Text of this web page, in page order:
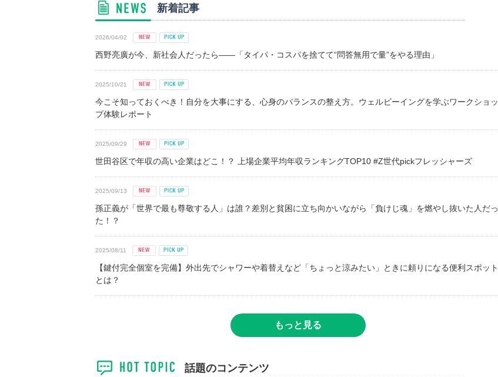
新着記事
2026/04/02
西野亮廣が今、新社会人だったら――「タイパ・コスパを捨てて“問答無用で量”をやる理由」
2025/10/21
今こそ知っておくべき！自分を大事にする、心身のバランスの整え方。ウェルビーイングを学ぶワークショッ
プ体験レポート
2025/09/29
世田谷区で年収の高い企業はどこ！？ 上場企業平均年収ランキングTOP10 #Z世代pickフレッシャーズ
2025/09/13
孫正義が「世界で最も尊敬する人」は誰？差別と貧困に立ち向かいながら「負けじ魂」を燃やし抜いた人だっ
た！？
2025/08/11
【鍵付完全個室を完備】外出先でシャワーや着替えなど「ちょっと涼みたい」ときに頼りになる便利スポット
とは？
もっと見る
話題のコンテンツ